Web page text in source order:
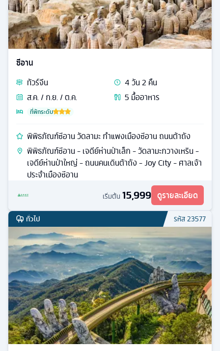
ซีอาน
ทัวร์จีน 4วัน2 คืน
ส.ค. / ก.ย. / ต.ค.
5 มื้ออาหาร
ที่พักระดับ
พิพิธภัณฑ์ซีอาน วัดลามะ กำแพงเมืองซีอาน ถนนต้าถัง
พิพิธภัณฑ์ซีอาน - เจดีย์ห่านป่าเล็ก - วัดลามะกวางเหริน -
เจดีย์ห่านป่าใหญ่ - ถนนคนเดินต้าถัง - Joy City - ศาลเจ้า
ประจำเมืองซีอาน
เริ่มต้น 15,999 ดูรายละเอียด
ทั่วไป รหัส23577